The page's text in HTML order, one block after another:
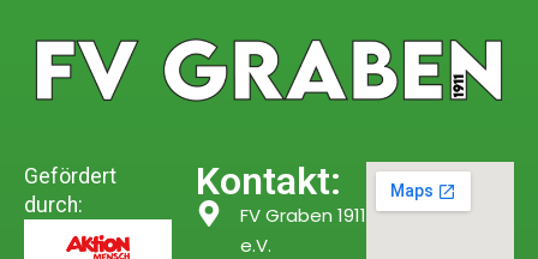
Gefördert
durch:
Kontakt:
FV Graben 1911
e.V.